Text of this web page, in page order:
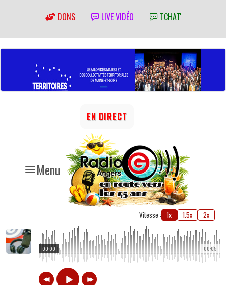
DONS LIVE VIDÉO TCHAT'
Menu
EN DIRECT
Vitesse : 1x 1.5x 2x
00:05
00:00